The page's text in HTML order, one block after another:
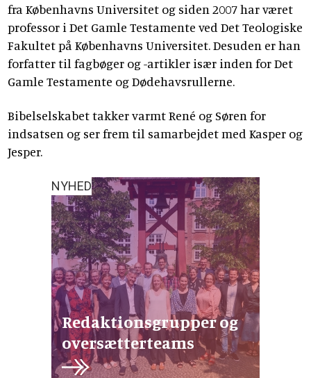
fra Københavns Universitet og siden 2007 har været
professor i Det Gamle Testamente ved Det Teologiske
Fakultet på Københavns Universitet. Desuden er han
forfatter til fagbøger og -artikler især inden for Det
Gamle Testamente og Dødehavsrullerne.
Bibelselskabet takker varmt René og Søren for
indsatsen og ser frem til samarbejdet med Kasper og
Jesper.
NYHED
Redaktionsgrupper og
oversætterteams